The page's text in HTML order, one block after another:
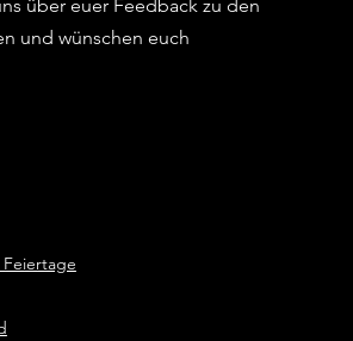
über euer Feedback zu den
und wünschen euch